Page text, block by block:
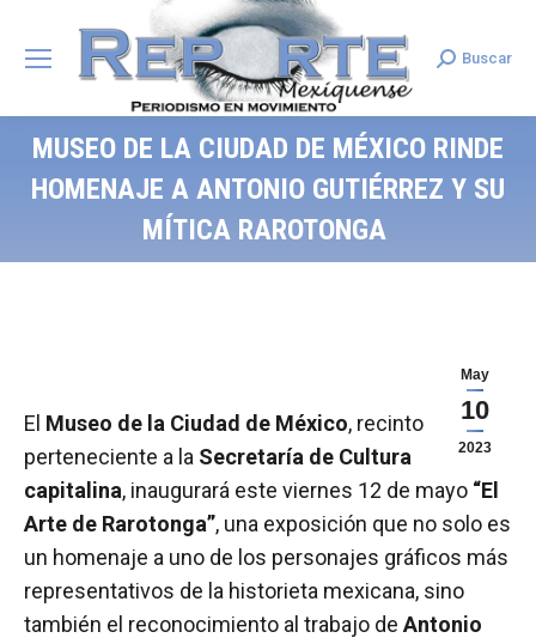
Search:
Buscar
MUSEO DE LA CIUDAD DE MÉXICO RINDE
HOMENAJE A ANTONIO GUTIÉRREZ Y SU
MÍTICA RAROTONGA
May
10
2023
El Museo de la Ciudad de México, recinto
perteneciente a la Secretaría de Cultura
capitalina, inaugurará este viernes 12 de mayo “El
Arte de Rarotonga”, una exposición que no solo es
un homenaje a uno de los personajes gráficos más
representativos de la historieta mexicana, sino
también el reconocimiento al trabajo de Antonio